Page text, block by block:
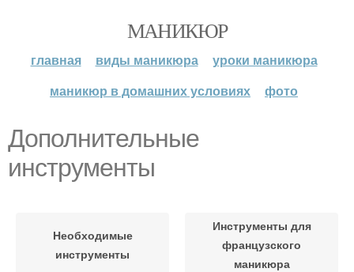
МАНИКЮР
главная виды маникюра
уроки маникюра
маникюр в домашних условиях
фото
Дополнительные
инструменты
Необходимые
инструменты
Инструменты для
французского
маникюра